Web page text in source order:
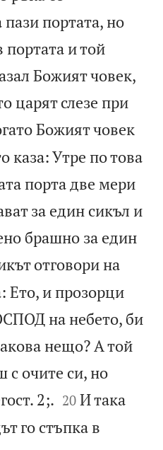
портата, но
портата и той
Божият човек,
царят слезе при
Божият човек
каза: Утре по това
порта две мери
за един сикъл и
брашно за един
отговори на
Ето, и прозорци
на небето, би
нещо? А той
с очите си, но
2;. 

20 И така
го стъпка в